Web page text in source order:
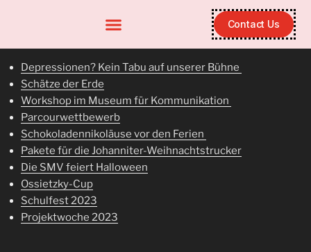
Contact Us
Depressionen? Kein Tabu auf unserer Bühne
Schätze der Erde
Workshop im Museum für Kommunikation
Parcourwettbewerb
Schokoladennikoläuse vor den Ferien
Pakete für die Johanniter-Weihnachtstrucker
Die SMV feiert Halloween
Ossietzky-Cup
Schulfest 2023
Projektwoche 2023